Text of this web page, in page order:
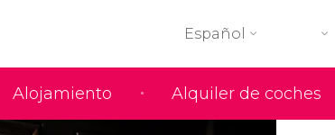
Alojamiento Alquiler de coches
Español